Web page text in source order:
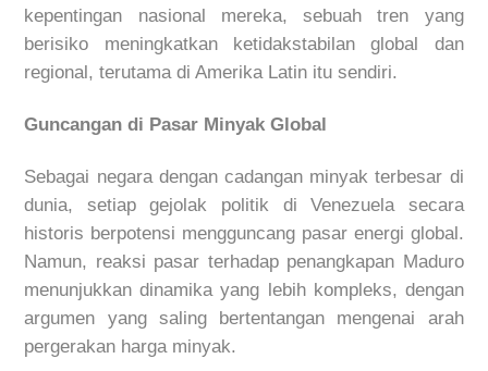
kepentingan nasional mereka, sebuah tren yang
berisiko meningkatkan ketidakstabilan global dan
regional, terutama di Amerika Latin itu sendiri.
Guncangan di Pasar Minyak Global
Sebagai negara dengan cadangan minyak terbesar di
dunia, setiap gejolak politik di Venezuela secara
historis berpotensi mengguncang pasar energi global.
Namun, reaksi pasar terhadap penangkapan Maduro
menunjukkan dinamika yang lebih kompleks, dengan
argumen yang saling bertentangan mengenai arah
pergerakan harga minyak.